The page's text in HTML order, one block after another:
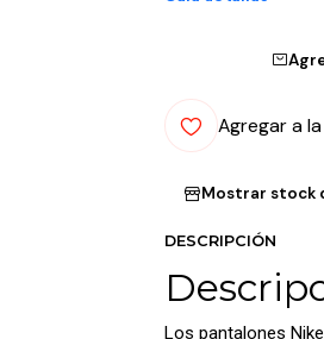
Agregar a
Mostrar stock
DESCRIPCIÓN
Los pantalones